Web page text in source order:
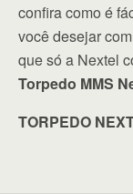
confira como é
você desejar
que só a Nextel
Torpedo MMS
TORPEDO